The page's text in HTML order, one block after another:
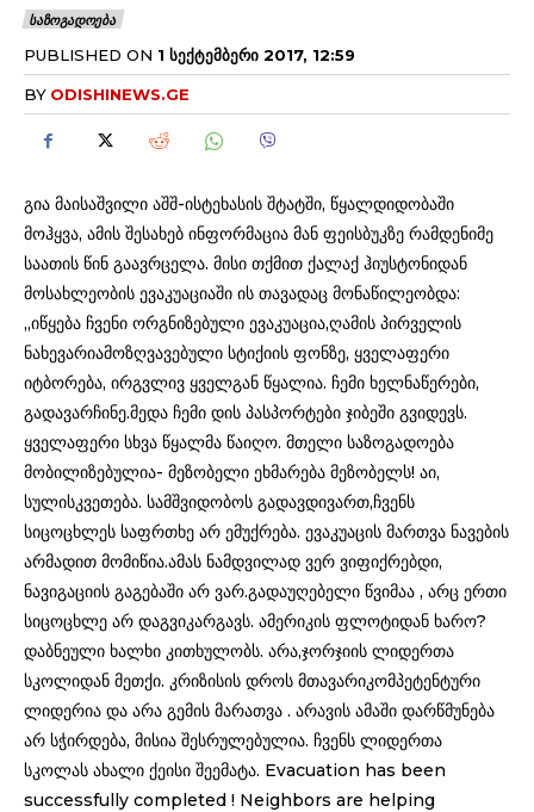
ᲡᲐᲖᲝᲒᲐᲓᲝᲔᲑᲐ
PUBLISHED ON 1 ᲡᲔᲥᲢᲔᲛᲑᲔᲠᲘ 2017, 12:59
BY ODISHINEWS.GE
გია მაისაშვილი აშშ-ისტეხასის შტატში, წყალდიდობაში
მოჰყვა, ამის შესახებ ინფორმაცია მან ფეისბუკზე რამდენიმე
საათის წინ გაავრცელა. მისი თქმით ქალაქ ჰიუსტონიდან
მოსახლეობის ევაკუაციაში ის თავადაც მონაწილეობდა:
„იწყება ჩვენი ორგნიზებული ევაკუაცია,ღამის პირველის
ნახევარიამოზღვავებული სტიქიის ფონზე, ყველაფერი
იტბორება, ირგვლივ ყველგან წყალია. ჩემი ხელნაწერები,
გადავარჩინე.მედა ჩემი დის პასპორტები ჯიბეში გვიდევს.
ყველაფერი სხვა წყალმა წაიღო. მთელი საზოგადოება
მობილიზებულია- მეზობელი ეხმარება მეზობელს! აი,
სულისკვეთება. სამშვიდობოს გადავდივართ,ჩვენს
სიცოცხლეს საფრთხე არ ემუქრება. ევაკუაცის მართვა ნავების
არმადით მომიწია.ამას ნამდვილად ვერ ვიფიქრებდი,
ნავიგაციის გაგებაში არ ვარ.გადაუღებელი წვიმაა , არც ერთი
სიცოცხლე არ დაგვიკარგავს. ამერიკის ფლოტიდან ხარო?
დაბნეული ხალხი კითხულობს. არა,ჯორჯიის ლიდერთა
სკოლიდან მეთქი. კრიზისის დროს მთავარიკომპეტენტური
ლიდერია და არა გემის მარათვა . არავის ამაში დარწმუნება
არ სჭირდება, მისია შესრულებულია. ჩვენს ლიდერთა
სკოლას ახალი ქეისი შეემატა. Evacuation has been
successfully completed ! Neighbors are helping